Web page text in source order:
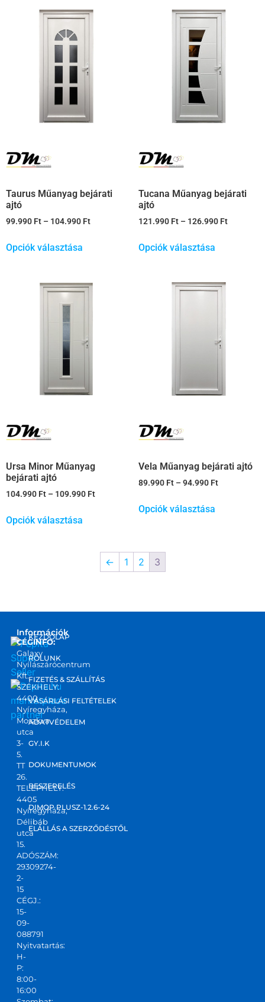
Taurus Műanyag bejárati
ajtó
99.990 Ft – 104.990 Ft
Opciók választása
Tucana Műanyag bejárati
ajtó
121.990 Ft – 126.990 Ft
Opciók választása
Ursa Minor Műanyag
bejárati ajtó
104.990 Ft – 109.990 Ft
Opciók választása
Vela Műanyag bejárati ajtó
89.990 Ft – 94.990 Ft
Opciók választása
← 1 2 3
marketplace
partner
Információk
CÉGINFO:
Galaxy
Nyílászárócentrum
Kft.
SZÉKHELY:
4400
Nyíregyháza,
Moszkva
utca
3-
5.
TT
26.
TELEPHELY:
4405
Nyíregyháza,
Délibáb
utca
15.
ADÓSZÁM:
29309274-
2-
15
CÉGJ.:
15-
09-
088791
Nyitvatartás:
H-
P:
8:00-
16:00
KEZDŐLAP
RÓLUNK
FIZETÉS & SZÁLLÍTÁS
VÁSÁRLÁSI FELTÉTELEK
ADATVÉDELEM
GY.I.K
DOKUMENTUMOK
BESZERELÉS
DIMOP PLUSZ-1.2.6-24
ELÁLLÁS A SZERZŐDÉSTŐL